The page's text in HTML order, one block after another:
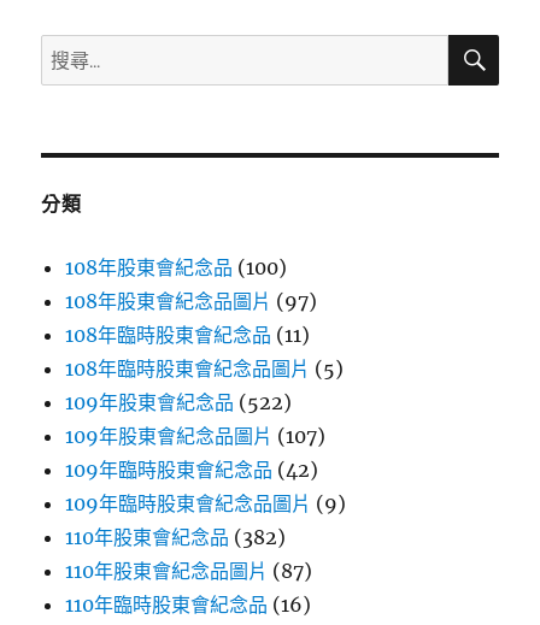
搜
尋
鍵
搜
分類
108年股東會紀念品 (100)
108年股東會紀念品圖片 (97)
108年臨時股東會紀念品 (11)
108年臨時股東會紀念品圖片 (5)
109年股東會紀念品 (522)
109年股東會紀念品圖片 (107)
109年臨時股東會紀念品 (42)
109年臨時股東會紀念品圖片 (9)
110年股東會紀念品 (382)
110年股東會紀念品圖片 (87)
110年臨時股東會紀念品 (16)